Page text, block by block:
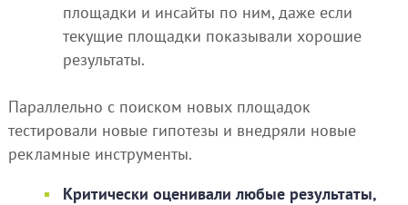
площадки и инсайты по ним, даже если
текущие площадки показывали хорошие
результаты.
Параллельно с поиском новых площадок
тестировали новые гипотезы и внедряли новые
рекламные инструменты.
Критически оценивали любые результаты,